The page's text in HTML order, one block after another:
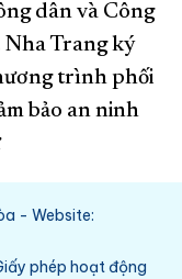
dân và Công
Nha Trang ký
trình phối
bảo an ninh
- Website:
phép hoạt động